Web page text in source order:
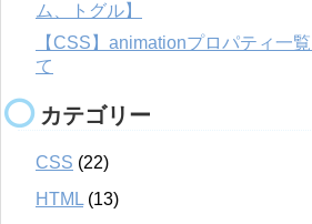
ム、トグル】
【CSS】animationプロパティ一
て
カテゴリー
CSS (22)
HTML (13)